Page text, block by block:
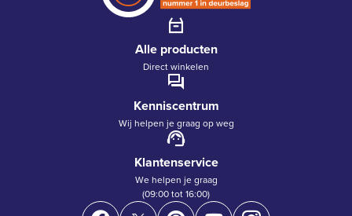
Alle producten
Direct winkelen
Kenniscentrum
Wij helpen je graag op weg
Klantenservice
We helpen je graag
(09:00 tot 16:00)